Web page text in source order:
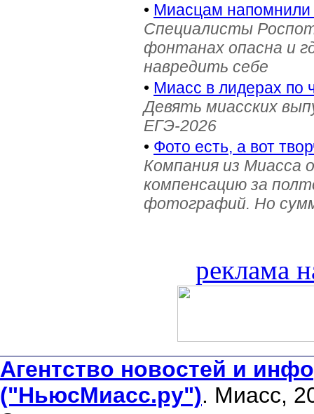
• Миасцам напомнили
Специалисты
фонтанах опасна и
навредить себе
• Миасс в лидерах по
Девять миасских
ЕГЭ-2026
• Фото есть, а вот
Компания из Миасса
компенсацию за
фотографий. Но
реклама
Агентство новостей и
("НьюсМиасс.ру"). Миасс,